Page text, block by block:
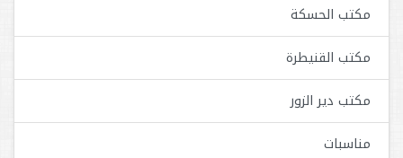
مكتب الحسكة
مكتب القنيطرة
مكتب دير الزور
مناسبات